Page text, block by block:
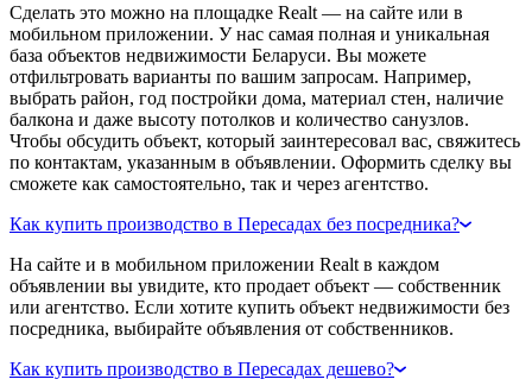
Сделать это можно на площадке Realt — на сайте или в
мобильном приложении. У нас самая полная и уникальная
база объектов недвижимости Беларуси. Вы можете
отфильтровать варианты по вашим запросам. Например,
выбрать район, год постройки дома, материал стен, наличие
балкона и даже высоту потолков и количество санузлов.
Чтобы обсудить объект, который заинтересовал вас, свяжитесь
по контактам, указанным в объявлении. Оформить сделку вы
сможете как самостоятельно, так и через агентство.
Как купить производство в Пересадах без посредника?
На сайте и в мобильном приложении Realt в каждом
объявлении вы увидите, кто продает объект — собственник
или агентство. Если хотите купить объект недвижимости без
посредника, выбирайте объявления от собственников.
Как купить производство в Пересадах дешево?